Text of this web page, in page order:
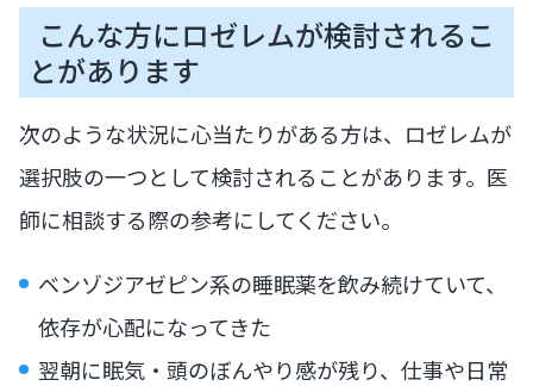
こんな方にロゼレムが検討されるこ
とがあります
次のような状況に心当たりがある方は、ロゼレムが
選択肢の一つとして検討されることがあります。医
師に相談する際の参考にしてください。
ベンゾジアゼピン系の睡眠薬を飲み続けていて、
依存が心配になってきた
翌朝に眠気・頭のぼんやり感が残り、仕事や日常